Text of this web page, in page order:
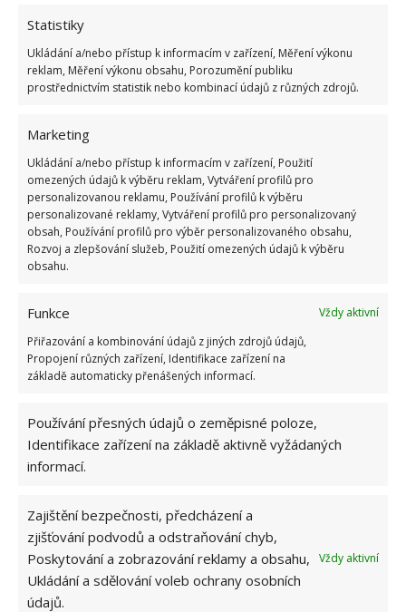
Statistiky
Ukládání a/nebo přístup k informacím v zařízení, Měření výkonu
reklam, Měření výkonu obsahu, Porozumění publiku
prostřednictvím statistik nebo kombinací údajů z různých zdrojů.
Marketing
Ukládání a/nebo přístup k informacím v zařízení, Použití
omezených údajů k výběru reklam, Vytváření profilů pro
personalizovanou reklamu, Používání profilů k výběru
personalizované reklamy, Vytváření profilů pro personalizovaný
obsah, Používání profilů pro výběr personalizovaného obsahu,
Rozvoj a zlepšování služeb, Použití omezených údajů k výběru
obsahu.
Funkce
Vždy aktivní
Přiřazování a kombinování údajů z jiných zdrojů údajů,
Propojení různých zařízení, Identifikace zařízení na
základě automaticky přenášených informací.
Používání přesných údajů o zeměpisné poloze,
Identifikace zařízení na základě aktivně vyžádaných
informací.
Zajištění bezpečnosti, předcházení a
zjišťování podvodů a odstraňování chyb,
Poskytování a zobrazování reklamy a obsahu,
Ukládání a sdělování voleb ochrany osobních
údajů.
Vždy aktivní
Zajímavý mezanin i zastřešené
venkovní posezení
V mezaninu nad obývací částí se poté nachází další
ložnice, z jejíchž oken se naskýtá krásný výhled na
jezero. Útulnosti ložnice přispívá světlé dřevo, které
najdeme na jejích stěnách, stropě i v podlaze.
K domu náleží ještě venkovní přístřešek, pod kterým
se nachází posezení s krásným cihlovým venkovním
krbem, a také malá kůlna na uskladnění různého
nářadí.